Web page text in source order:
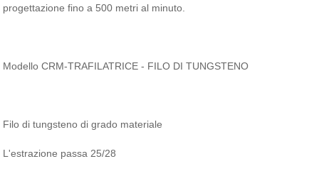
progettazione fino a 500 metri al minuto.
Modello CRM-TRAFILATRICE - FILO DI TUNGSTENO
Filo di tungsteno di grado materiale
L'estrazione passa 25/28